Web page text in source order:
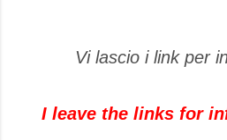
Vi lascio i link per
I leave the links for